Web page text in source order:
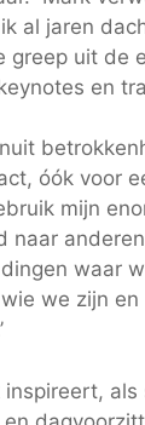
al jaren
greep uit de
en
óók voor
mijn
naar
waar
we zijn en
als